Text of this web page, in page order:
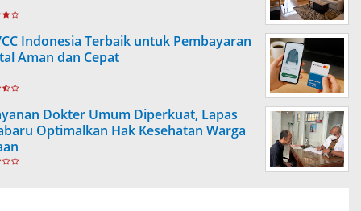
Indonesia Terbaik untuk Pembayaran
Aman dan Cepat
Dokter Umum Diperkuat, Lapas
Optimalkan Hak Kesehatan Warga